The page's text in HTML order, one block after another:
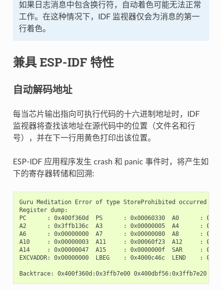
如果日志消息中包含换行符，自动着色可能无法正常
工作。在这种情况下，IDF 监视器仅会为消息的第一
行着色。
兼具 ESP-IDF 特性
自动解码地址
每当芯片输出指向可执行代码的十六进制地址时，IDF
监视器将查找该地址在源代码中的位置（文件名和行
号），并在下一行用黄色打印出该位置。
ESP-IDF 应用程序发生 crash 和 panic 事件时，将产生如
下的寄存器转储和回溯:
Guru Meditation Error of type StoreProhibited occurred on
Register dump:
PC      : 0x400f360d  PS      : 0x00060330  A0      :
A2      : 0x3ffb136c  A3      : 0x00000005  A4      :
A6      : 0x00000000  A7      : 0x00000080  A8      :
A10     : 0x00000003  A11     : 0x00060f23  A12     :
A14     : 0x00000047  A15     : 0x0000000f  SAR     :
EXCVADDR: 0x00000000  LBEG    : 0x4000c46c  LEND    :